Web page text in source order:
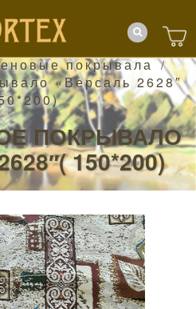
покрывала /
«Версаль 2628″
ПОКРЫВАЛО
150*200)